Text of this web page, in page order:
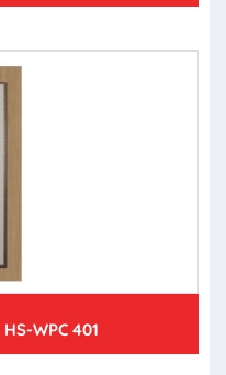
WPC 401